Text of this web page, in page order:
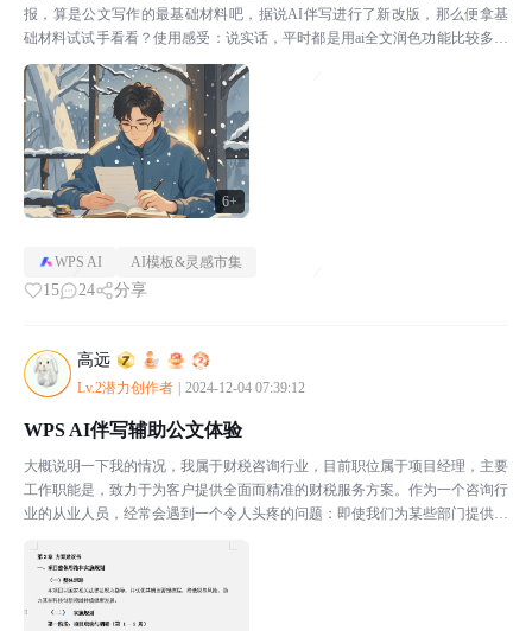
6+
报，算是公文写作的最基础材料吧，据说AI伴写进行了新改版，那么便拿基
础材料试试手看看？使用感受：说实话，平时都是用ai全文润色功能比较多，
内心老是觉得ai伴写不够贴合实际，但是有时候出现灵感...
WPS AI AI模板&灵感市集
15 24 分享
高远
Lv.2潜力创作者 2024-12-04 07:39:12
WPS AI伴写辅助公文体验
大概说明一下我的情况，我属于财税咨询行业，目前职位属于项目经理，主要
工作职能是，致力于为客户提供全面而精准的财税服务方案。作为一个咨询行
业的从业人员，经常会遇到一个令人头疼的问题：即使我们为某些部门提供的